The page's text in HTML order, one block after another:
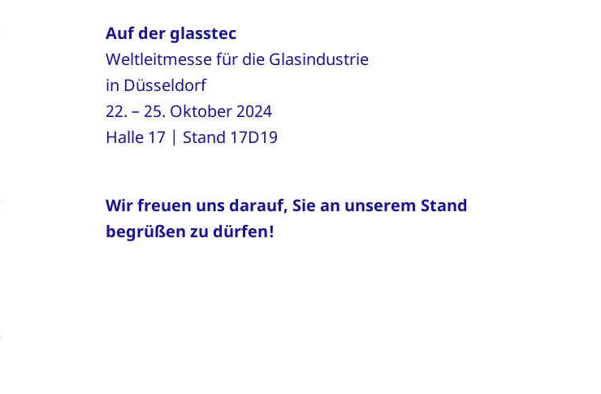
Auf der glasstec
Weltleitmesse für die Glasindustrie
in Düsseldorf
22. – 25. Oktober 2024
Halle 17 | Stand 17D19
Wir freuen uns darauf, Sie an unserem Stand
begrüßen zu dürfen!